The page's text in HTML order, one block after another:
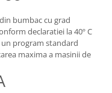
bumbac cu grad
declaratiei la 40º C
un program standard
maxima a masinii de